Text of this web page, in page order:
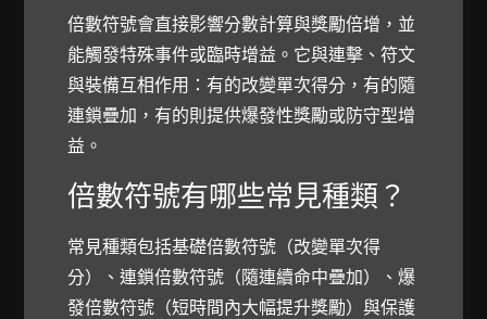
倍數符號會直接影響分數計算與獎勵倍增，並
能觸發特殊事件或臨時增益。它與連擊、符文
與裝備互相作用：有的改變單次得分，有的隨
連鎖疊加，有的則提供爆發性獎勵或防守型增
益。
倍數符號有哪些常見種類？
常見種類包括基礎倍數符號（改變單次得
分）、連鎖倍數符號（隨連續命中疊加）、爆
發倍數符號（短時間內大幅提升獎勵）與保護